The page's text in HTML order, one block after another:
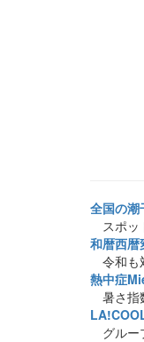
全国の潮
スポッ
和暦西暦
令和も
熱中症
暑さ指
グルー